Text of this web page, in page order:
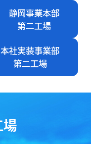
静岡事業本部
第二工場
本社実装事業部
第二工場